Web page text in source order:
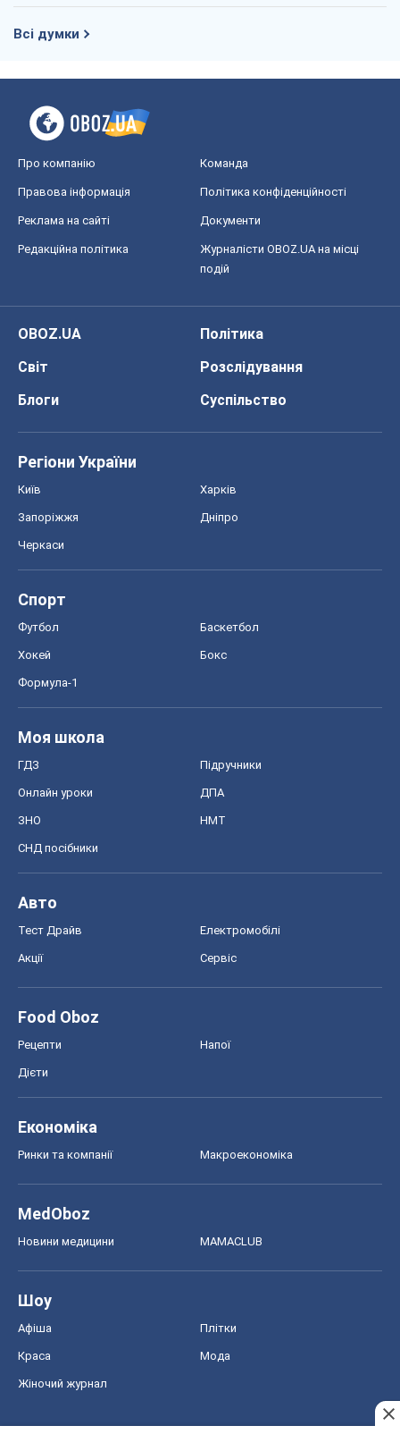
Всі думки
Про компанію Команда
Правова інформація Політика конфіденційності
Реклама на сайті Документи
Редакційна політика
Журналісти OBOZ.UA на місці
подій
OBOZ.UA
Політика
Світ
Розслідування
Блоги
Суспільство
Регіони України
Київ Харків
Запоріжжя Дніпро
Черкаси
Спорт
Футбол Баскетбол
Хокей Бокс
Формула-1
Моя школа
ГДЗ Підручники
Онлайн уроки ДПА
ЗНО НМТ
СНД посібники
Авто
Тест Драйв Електромобілі
Акції Сервіс
Food Oboz
Рецепти Напої
Дієти
Економіка
Ринки та компанії Макроекономіка
MedOboz
Новини медицини MAMACLUB
Шоу
Афіша Плітки
Краса Мода
Жіночий журнал